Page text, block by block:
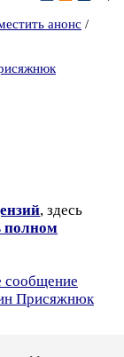
анонс /
, здесь
полном
сообщение
Присяжнюк